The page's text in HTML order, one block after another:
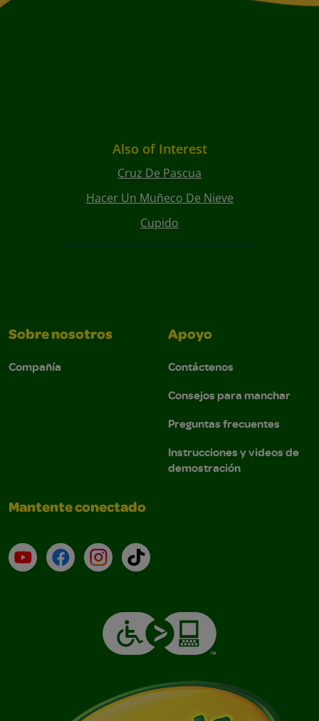
Also of Interest
Cruz De Pascua
Hacer Un Muñeco De Nieve
Cupido
Sobre nosotros
Compañía
Apoyo
Contáctenos
Consejos para manchar
Preguntas frecuentes
Instrucciones y videos de
demostración
Mantente conectado
YouTube (en inglés)
Facebook (en inglés)
Instagram (en inglés)
TikTok